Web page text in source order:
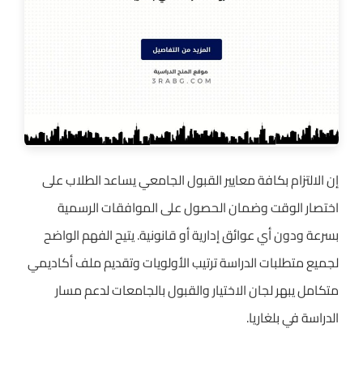
إن الالتزام بكافة معايير القبول الجامعي يساعد الطلاب على
اختصار الوقت وضمان الحصول على الموافقات الرسمية
بسرعة ودون أي عوائق إدارية أو قانونية. يتيح الفهم الواضح
لجميع متطلبات الدراسة ترتيب الأولويات وتقديم ملف أكاديمي
متكامل يبهر لجان الاختيار والقبول بالجامعات لدعم مسار
الدراسة في بلغاريا.